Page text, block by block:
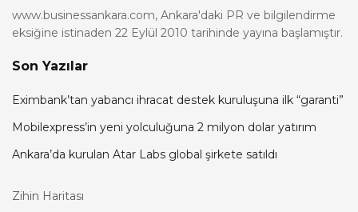
www.businessankara.com, Ankara'daki PR ve bilgilendirme
eksiğine istinaden 22 Eylül 2010 tarihinde yayına başlamıştır.
Son Yazılar
Eximbank’tan yabancı ihracat destek kuruluşuna ilk “garanti”
Mobilexpress’in yeni yolculuğuna 2 milyon dolar yatırım
Ankara’da kurulan Atar Labs global şirkete satıldı
Zihin Haritası